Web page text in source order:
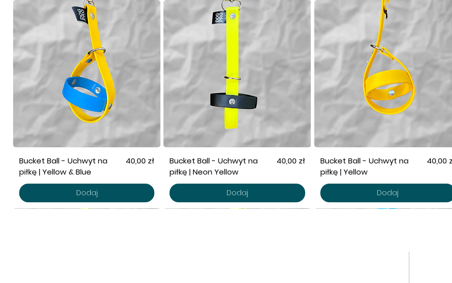
Bucket Ball - Uchwyt na
piłkę | Yellow & Blue
Cena
40,00 zł
Dodaj
Bucket Ball - Uchwyt na
piłkę | Neon Yellow
Cena
40,00 zł
Dodaj
Bucket Ball - Uchwyt na
piłkę | Yellow
Cena
40,00
Dodaj